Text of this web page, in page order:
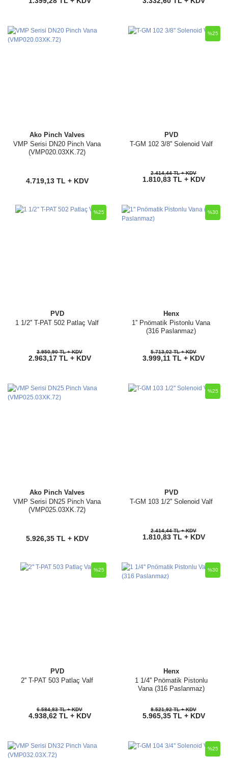
Ako Pinch Valves
VMP Serisi DN20 Pinch Vana
(VMP020.03XK.72)
4.719,13 TL + KDV
PVD
T-GM 102 3/8'' Solenoid Valf
%25
2.414,44 TL + KDV
1.810,83 TL + KDV
PVD
1 1/2'' T-PAT 502 Patlaç Valf
%25
3.950,90 TL + KDV
2.963,17 TL + KDV
Henx
1'' Pnömatik Pistonlu Vana
(316 Paslanmaz)
%30
5.713,02 TL + KDV
3.999,11 TL + KDV
Ako Pinch Valves
VMP Serisi DN25 Pinch Vana
(VMP025.03XK.72)
5.926,35 TL + KDV
PVD
T-GM 103 1/2'' Solenoid Valf
%25
2.414,44 TL + KDV
1.810,83 TL + KDV
PVD
2'' T-PAT 503 Patlaç Valf
%25
6.584,83 TL + KDV
4.938,62 TL + KDV
Henx
1 1/4'' Pnömatik Pistonlu
Vana (316 Paslanmaz)
%30
8.521,92 TL + KDV
5.965,35 TL + KDV
%25